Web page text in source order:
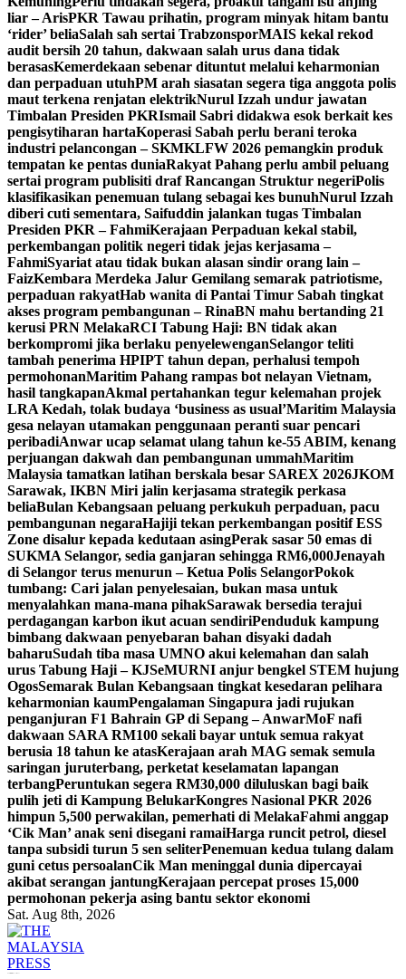
liar – ArisPKR Tawau prihatin, program minyak hitam bantu
‘rider’ beliaSalah sah sertai TrabzonsporMAIS kekal rekod
audit bersih 20 tahun, dakwaan salah urus dana tidak
berasasKemerdekaan sebenar dituntut melalui keharmonian
dan perpaduan utuhPM arah siasatan segera tiga anggota polis
maut terkena renjatan elektrikNurul Izzah undur jawatan
Timbalan Presiden PKRIsmail Sabri didakwa esok berkait kes
pengisytiharan hartaKoperasi Sabah perlu berani teroka
industri pelancongan – SKMKLFW 2026 pemangkin produk
tempatan ke pentas duniaRakyat Pahang perlu ambil peluang
sertai program publisiti draf Rancangan Struktur negeriPolis
klasifikasikan penemuan tulang sebagai kes bunuhNurul Izzah
diberi cuti sementara, Saifuddin jalankan tugas Timbalan
Presiden PKR – FahmiKerajaan Perpaduan kekal stabil,
perkembangan politik negeri tidak jejas kerjasama –
FahmiSyariat atau tidak bukan alasan sindir orang lain –
FaizKembara Merdeka Jalur Gemilang semarak patriotisme,
perpaduan rakyatHab wanita di Pantai Timur Sabah tingkat
akses program pembangunan – RinaBN mahu bertanding 21
kerusi PRN MelakaRCI Tabung Haji: BN tidak akan
berkompromi jika berlaku penyelewenganSelangor teliti
tambah penerima HPIPT tahun depan, perhalusi tempoh
permohonanMaritim Pahang rampas bot nelayan Vietnam,
hasil tangkapanAkmal pertahankan tegur kelemahan projek
LRA Kedah, tolak budaya ‘business as usual’Maritim Malaysia
gesa nelayan utamakan penggunaan peranti suar pencari
peribadiAnwar ucap selamat ulang tahun ke-55 ABIM, kenang
perjuangan dakwah dan pembangunan ummahMaritim
Malaysia tamatkan latihan berskala besar SAREX 2026JKOM
Sarawak, IKBN Miri jalin kerjasama strategik perkasa
beliaBulan Kebangsaan peluang perkukuh perpaduan, pacu
pembangunan negaraHajiji tekan perkembangan positif ESS
Zone disalur kepada kedutaan asingPerak sasar 50 emas di
SUKMA Selangor, sedia ganjaran sehingga RM6,000Jenayah
di Selangor terus menurun – Ketua Polis SelangorPokok
tumbang: Cari jalan penyelesaian, bukan masa untuk
menyalahkan mana-mana pihakSarawak bersedia terajui
perdagangan karbon ikut acuan sendiriPenduduk kampung
bimbang dakwaan penyebaran bahan disyaki dadah
baharuSudah tiba masa UMNO akui kelemahan dan salah
urus Tabung Haji – KJSeMURNI anjur bengkel STEM hujung
OgosSemarak Bulan Kebangsaan tingkat kesedaran pelihara
keharmonian kaumPengalaman Singapura jadi rujukan
penganjuran F1 Bahrain GP di Sepang – AnwarMoF nafi
dakwaan SARA RM100 sekali bayar untuk semua rakyat
berusia 18 tahun ke atasKerajaan arah MAG semak semula
saringan juruterbang, perketat keselamatan lapangan
terbangPeruntukan segera RM30,000 diluluskan bagi baik
pulih jeti di Kampung BelukarKongres Nasional PKR 2026
himpun 5,500 perwakilan, pemerhati di MelakaFahmi anggap
‘Cik Man’ anak seni disegani ramaiHarga runcit petrol, diesel
tanpa subsidi turun 5 sen seliterPenemuan kedua tulang dalam
guni cetus persoalanCik Man meninggal dunia dipercayai
akibat serangan jantungKerajaan percepat proses 15,000
permohonan pekerja asing bantu sektor ekonomi
Sat. Aug 8th, 2026